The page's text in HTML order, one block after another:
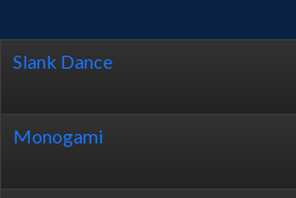
Slank Dance
Monogami